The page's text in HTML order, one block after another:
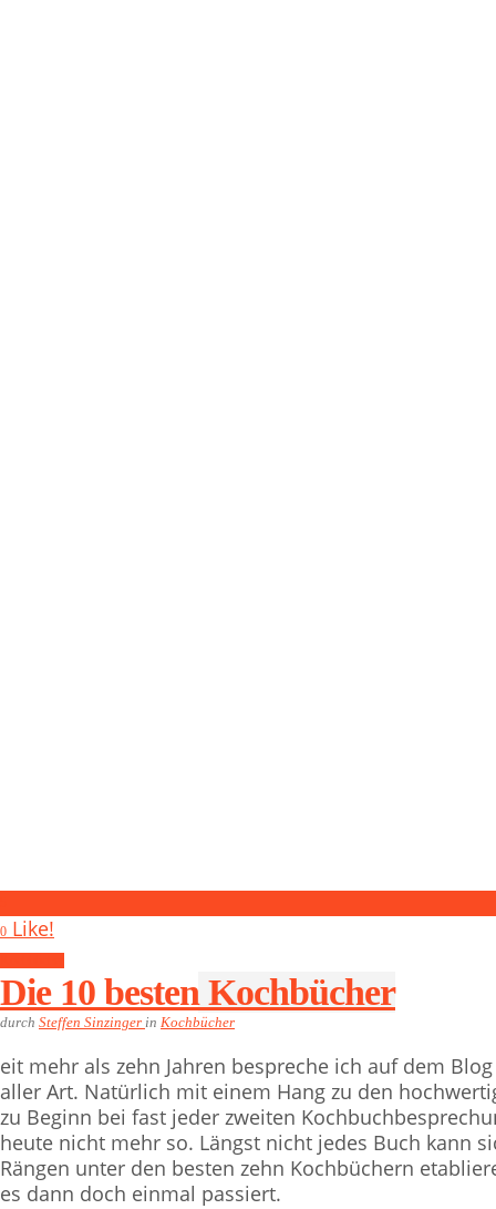
0 Like!
Die 10 besten Kochbücher
durch Steffen Sinzinger in Kochbücher
eit mehr als zehn Jahren bespreche ich auf dem
aller Art. Natürlich mit einem Hang zu den
zu Beginn bei fast jeder zweiten
heute nicht mehr so. Längst nicht jedes Buch kann
Rängen unter den besten zehn Kochbüchern
es dann doch einmal passiert.